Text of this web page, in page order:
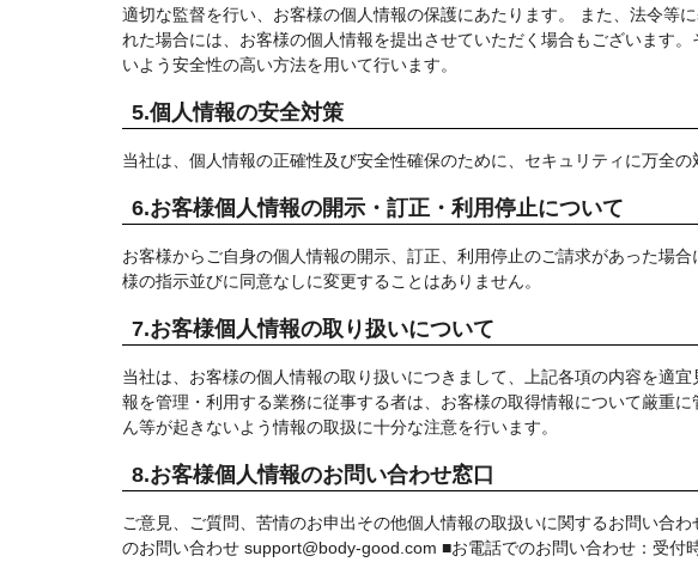
適切な監督を行い、お客様の個人情報の保護にあたります。 また、法令等
れた場合には、お客様の個人情報を提出させていただく場合もございます
いよう安全性の高い方法を用いて行います。
5.個人情報の安全対策
当社は、個人情報の正確性及び安全性確保のために、セキュリティに万全の
6.お客様個人情報の開示・訂正・利用停止について
お客様からご自身の個人情報の開示、訂正、利用停止のご請求があった場
様の指示並びに同意なしに変更することはありません。
7.お客様個人情報の取り扱いについて
当社は、お客様の個人情報の取り扱いにつきまして、上記各項の内容を適
報を管理・利用する業務に従事する者は、お客様の取得情報について厳重
ん等が起きないよう情報の取扱に十分な注意を行います。
8.お客様個人情報のお問い合わせ窓口
ご意見、ご質問、苦情のお申出その他個人情報の取扱いに関するお問い合
のお問い合わせ support@body-good.com ■お電話でのお問い合わせ：受付